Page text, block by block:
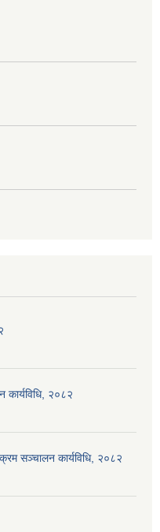
कार्यविधि, २०८२
सञ्‍चालन कार्यविधि, २०८२